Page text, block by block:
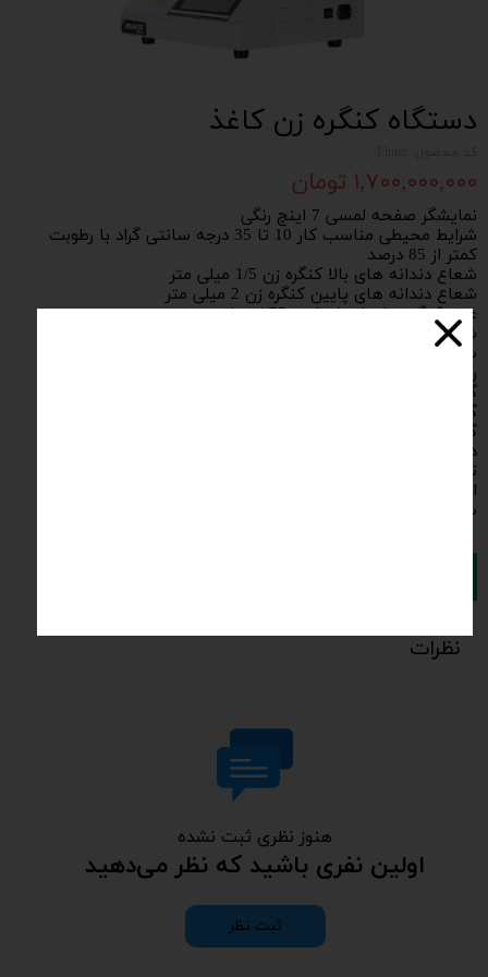
دستگاه کنگره زن کاغذ
۱,۷۰۰,۰۰۰,۰۰۰ تومان
نمایشگر صفحه لمسی 7 اینچ رنگی
شرایط محیطی مناسب کار 10 تا 35 درجه سانتی گراد با رطوبت
کمتر از 85 درصد
شعاع دندانه های بالا کنگره زن 1/5 میلی متر
شعاع دندانه های پایین کنگره زن 2 میلی متر
عمق کنگره های ایجاد شده 4/75 میلی متر
شکل دندانه ها تایپ A
سرعت چرخش 4/5 دور بر دقیقه
رزولیشن اندازه گیری دما 1 درجه سنتی گراد
گراد
گستره نیروی اعمالی بر روی دنده ها 49 تا 108 نیوتن
دمای تنظیمی استاندارد برای دستگاه 175 درجه سانتی گراد
تغذیه مصرفی دستگاه 220 ولت AC با حداکثر توان 2000 وات
سانتی متر وزن دستگاه 37 کیلوگرم
نظرات
هنوز نظری ثبت نشده
اولین نفری باشید که نظر می‌دهید
ثبت نظر